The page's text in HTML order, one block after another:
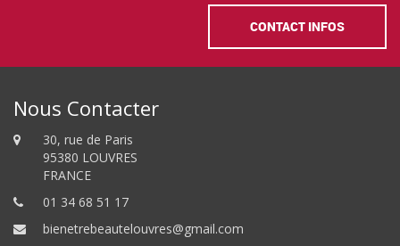
CONTACT INFOS
Nous Contacter
30, rue de Paris
95380 LOUVRES
FRANCE
01 34 68 51 17
bienetrebeautelouvres@gmail.com